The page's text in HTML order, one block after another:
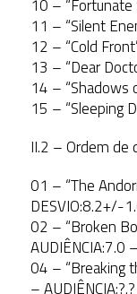
10 – “Fortunate
11 – “Silent
12 – “Cold
13 – “Dear
14 – “Shadows
15 – “Sleeping
II.2 – Ordem de
01 – “The
DESVIO:8.2+/-
02 – “Broken
AUDIÊNCIA:7.0
04 – “Breaking
–